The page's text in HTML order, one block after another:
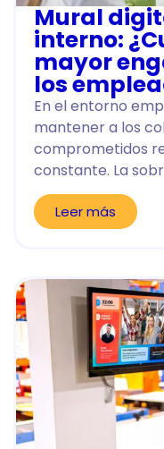
Mural
interno:
mayor
los
En el entorno
mantener a los
comprometidos
constante. La
Leer más